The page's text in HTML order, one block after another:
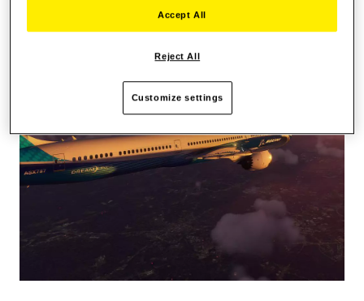
Reject All
Accept All
Customize settings